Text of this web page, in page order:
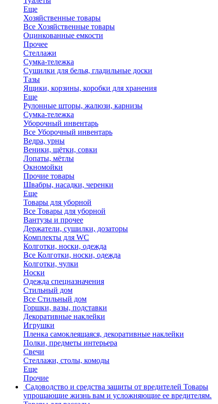
Еще
Хозяйственные товары
Все Хозяйственные товары
Оцинкованные емкости
Прочее
Стеллажи
Сумка-тележка
Сушилки для белья, гладильные доски
Тазы
Ящики, корзины, коробки для хранения
Еще
Рулонные шторы, жалюзи, карнизы
Сумка-тележка
Уборочный инвентарь
Все Уборочный инвентарь
Ведра, урны
Веники, щётки, совки
Лопаты, мётлы
Окномойки
Прочие товары
Швабры, насадки, черенки
Еще
Товары для уборной
Все Товары для уборной
Вантузы и прочее
Держатели, сушилки, дозаторы
Комплекты для WC
Колготки, носки, одежда
Все Колготки, носки, одежда
Колготки, чулки
Носки
Одежда спецназначения
Стильный дом
Все Стильный дом
Горшки, вазы, подставки
Декоративные наклейки
Игрушки
Пленка самоклеящаяся, декоративные наклейки
Полки, предметы интерьера
Свечи
Стеллажи, столы, комоды
Еще
Прочие
Садоводство и средства защиты от вредителей Товары
упрощающие жизнь вам и усложняющие ее вредителям.